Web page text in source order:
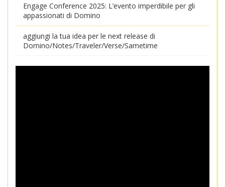
Engage Conference 2025: L’evento imperdibile per gli
appassionati di Domino
aggiungi la tua idea per le next release di
Domino/Notes/Traveler/Verse/Sametime